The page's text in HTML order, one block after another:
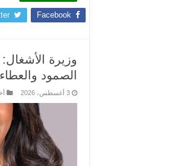
Facebook
وزيرة
الصمود
3 أغسطس، 2026